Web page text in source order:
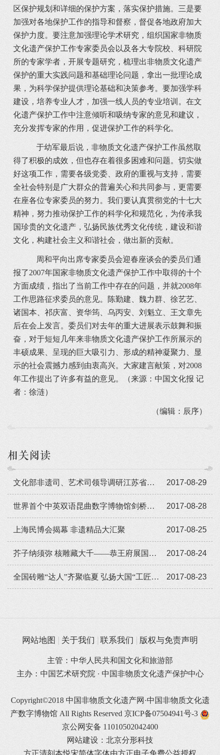
区保护规划和详细的保护方案，落实保护措施。三是要
加强对各地保护工作的指导和督察，督促各地政府加大
保护力度。要注意加强理论学术研究，组织国家非物质
文化遗产保护工作专家委员会以及各大专院校、科研院
所的专家学者，开展专题研究，梳理出非物质文化遗产
保护的重大实践问题和基础理论问题，拿出一批理论成
果，为科学保护提供理论基础和决策参考。要加强学科
建设，培养专业人才，加强一线人员的专业培训。在文
化遗产保护工作中注意倾听和吸纳专家的意见和建议，
充分发挥专家的作用，促进保护工作的科学化。
于幼军最后说，非物质文化遗产保护工作虽然取
得了积极的成效，但也存在着很多困难和问题。切实做
好这项工作，需要各级党委、政府的重视与支持，需要
全社会特别是广大群众的普遍关心和共同参与，更需要
在座各位专家委员的努力。我们要认真贯彻党的十七大
精神，努力推动保护工作的科学化和规范化，为传承我
国珍贵的文化遗产，弘扬民族优秀文化传统，建设和谐
文化，构建社会主义和谐社会，做出新的贡献。
周和平向出席专家委员会迎春座谈会的委员们通
报了2007年国家非物质文化遗产保护工作中取得的十个
方面成绩，指出了当前工作中存在的问题，并就2008年
工作思路征求委员的意见。陈勤建、魏力群、徐艺艺、
诸国本、祁庆富、资华筠、乌丙安、刘魁立、王文章先
后在会上发言。委员们对去年的重大进展表示鼓舞和振
奋，对于短短几年来非物质文化遗产保护工作所展示的
丰硕成果、呈现的巨大吸引力、形成的精神凝聚力、显
示的社会震撼力感到由衷高兴。大家建言献策，对2008
年工作提出了许多有益的意见。（来源：中国文化报 记
者：徐涟）
（编辑：辰序）
相关阅读
2017-08-29
文化部非遗司、艺术司领导调研江苏省戏剧学校
2017-08-28
世界首个中英双语昆曲数字博物馆剑桥大学开通
2017-08-25
上海民博会揭幕 非遗精品大汇聚
2017-08-24
芥子纳须弥 核雕藏大千——恭王府展国家级非遗传统核雕精品
2017-08-23
全国砖雕“达人”齐聚临夏 弘扬大国“工匠”精神
网站地图 关于我们 联系我们 版权与免责声明
主管：中华人民共和国文化和旅游部
主办：中国艺术研究院 · 中国非物质文化遗产保护中心
Copyright©2018 中国非物质文化遗产网·中国非物质文化遗
产数字博物馆 All Rights Reserved 京ICP备07504941号-3
京公网安备 11010502042400
网站建设：北京分形科技
方正清刻本悦宋简体字体由方正电子免费公益授权